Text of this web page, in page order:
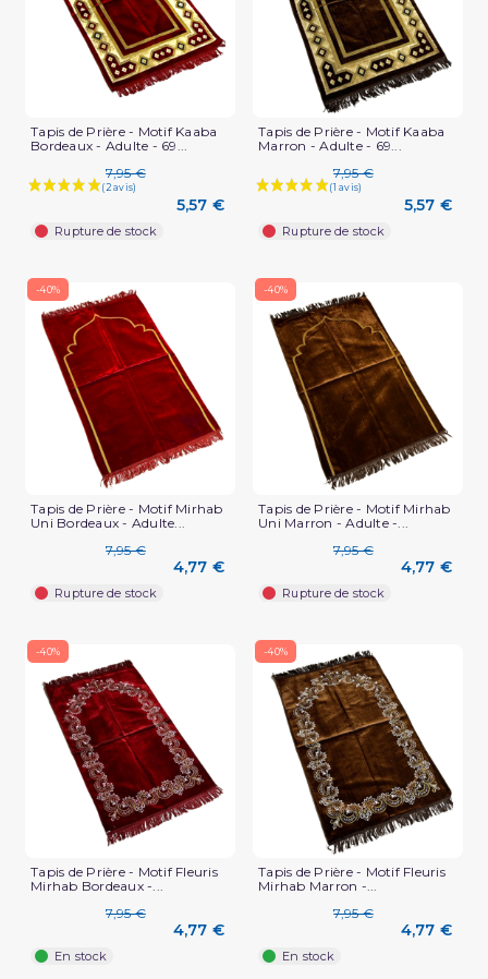
(1 avis)
Tapis de Prière - Motif Kaaba
Bordeaux - Adulte - 69...
7,95 €
5,57 €
Rupture de stock
Tapis de Prière - Motif Kaaba
Marron - Adulte - 69...
7,95 €
5,57 €
Rupture de stock
-40%
Tapis de Prière - Motif Mirhab
Uni Bordeaux - Adulte...
7,95 €
4,77 €
Rupture de stock
-40%
Tapis de Prière - Motif Mirhab
Uni Marron - Adulte -...
7,95 €
4,77 €
Rupture de stock
-40%
Tapis de Prière - Motif Fleuris
Mirhab Bordeaux -...
7,95 €
4,77 €
En stock
-40%
Tapis de Prière - Motif Fleuris
Mirhab Marron -...
7,95 €
4,77 €
En stock